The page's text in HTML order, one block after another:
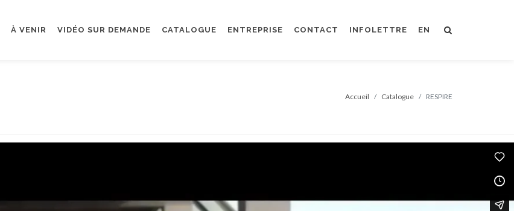
À VENIR VIDÉO SUR DEMANDE CATALOGUE ENTREPRISE CONTACT INFOLETTRE EN
Accueil Catalogue RESPIRE